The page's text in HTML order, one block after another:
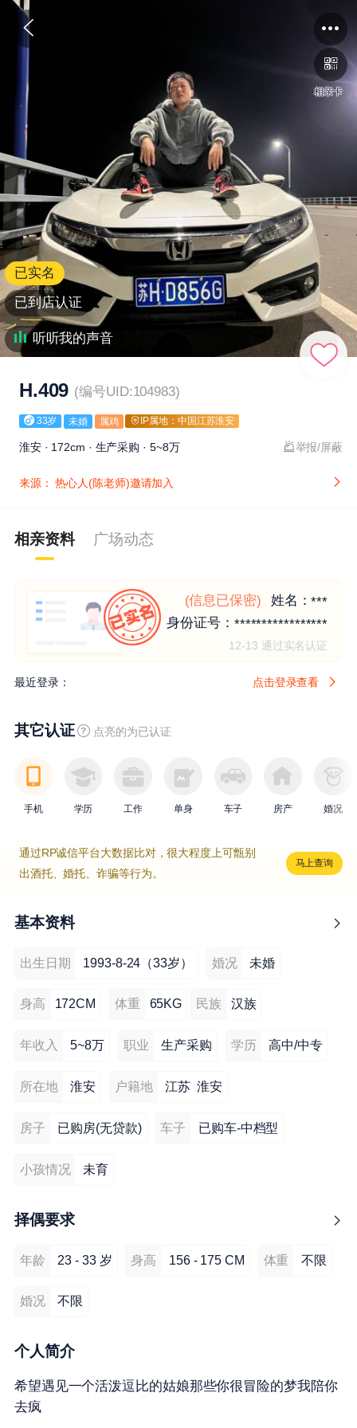
相亲卡
已实名
已到店认证
听听我的声音
H.409 (编号UID:104983)
33岁 未婚 属鸡 IP属地：中国江苏淮安
淮安 · 172cm · 生产采购 · 5~8万 举报/屏蔽
来源： 热心人(陈老师)邀请加入
相亲资料 广场动态
(信息已保密) 姓名：***
身份证号： *****************
12-13 通过实名认证
最近登录： 点击登录查看
其它认证 点亮的为已认证
手机 学历 工作 单身 车子 房产 婚况
通过RP诚信平台大数据比对，很大程度上可甑别
出酒托、婚托、诈骗等行为。
马上查询
基本资料
出生日期 1993-8-24（33岁） 婚况 未婚
身高 172CM 体重 65KG 民族 汉族
年收入 5~8万 职业 生产采购 学历 高中/中专
所在地 淮安 户籍地 江苏 淮安
房子 已购房(无贷款) 车子 已购车-中档型
小孩情况 未育
择偶要求
年龄 23 - 33 岁 身高 156 - 175 CM 体重 不限
婚况 不限
个人简介
希望遇见一个活泼逗比的姑娘那些你很冒险的梦我陪你
去疯